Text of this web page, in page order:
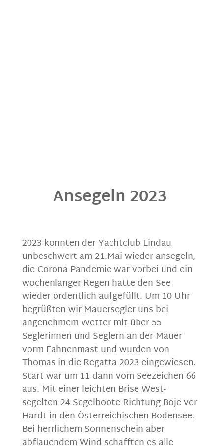
Ansegeln 2023
2023 konnten der Yachtclub Lindau
unbeschwert am 21.Mai wieder ansegeln,
die Corona-Pandemie war vorbei und ein
wochenlanger Regen hatte den See
wieder ordentlich aufgefüllt. Um 10 Uhr
begrüßten wir Mauersegler uns bei
angenehmem Wetter mit über 55
Seglerinnen und Seglern an der Mauer
vorm Fahnenmast und wurden von
Thomas in die Regatta 2023 eingewiesen.
Start war um 11 dann vom Seezeichen 66
aus. Mit einer leichten Brise West-
segelten 24 Segelboote Richtung Boje vor
Hardt in den Österreichischen Bodensee.
Bei herrlichem Sonnenschein aber
abflauendem Wind schafften es alle